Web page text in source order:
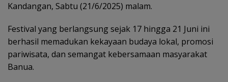
Kandangan, Sabtu (21/6/2025) malam.
Festival yang berlangsung sejak 17 hingga 21 Juni ini
berhasil memadukan kekayaan budaya lokal, promosi
pariwisata, dan semangat kebersamaan masyarakat
Banua.